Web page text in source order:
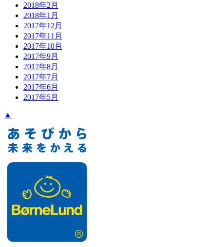
2018年2月
2018年1月
2017年12月
2017年11月
2017年10月
2017年9月
2017年8月
2017年7月
2017年6月
2017年5月
▲